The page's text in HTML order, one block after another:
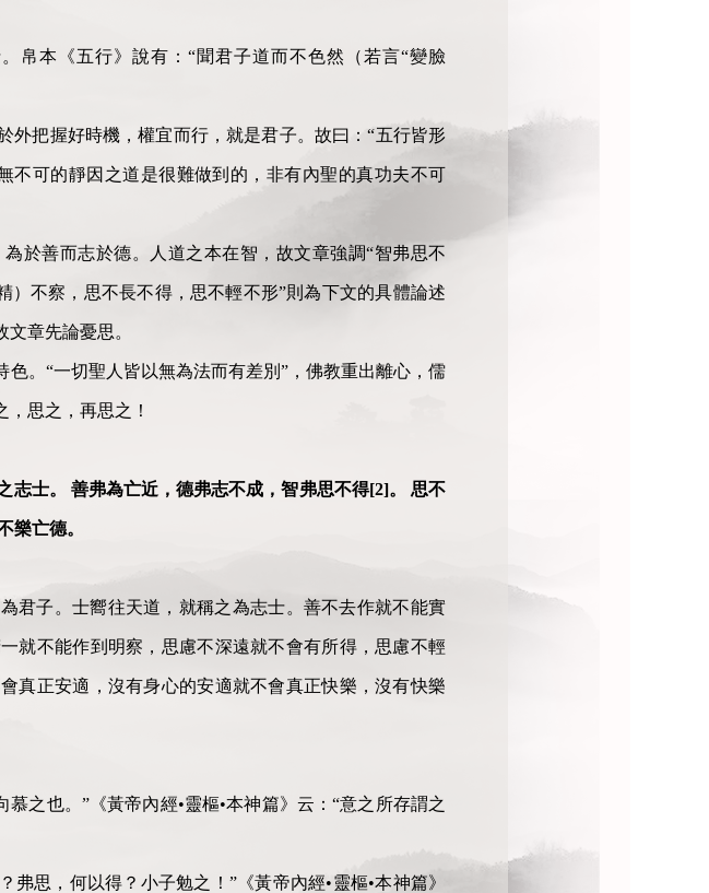
帛本《五行》說有：“聞君子道而不色然（若言“變臉
把握好時機，權宜而行，就是君子。故曰：“五行皆形
不可的靜因之道是很難做到的，非有內聖的真功夫不可
於善而志於德。人道之本在智，故文章強調“智弗思不
）不察，思不長不得，思不輕不形”則為下文的具體論述
章先論憂思。
。“一切聖人皆以無為法而有差別”，佛教重出離心，儒
思之，再思之！
志士。 善弗為亡近，德弗志不成，智弗思不得[2]。 思不
樂亡德。
君子。士嚮往天道，就稱之為志士。善不去作就不能實
就不能作到明察，思慮不深遠就不會有所得，思慮不輕
真正安適，沒有身心的安適就不會真正快樂，沒有快樂
之也。”《黃帝內經•靈樞•本神篇》云：“意之所存謂之
思，何以得？小子勉之！”《黃帝內經•靈樞•本神篇》